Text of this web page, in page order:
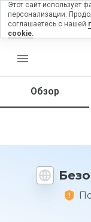
menu
Обзор
на
Как бы
этот
1 до 5?
Этот сайт использует
персонализации.
соглашаетесь с нашей
cookie.